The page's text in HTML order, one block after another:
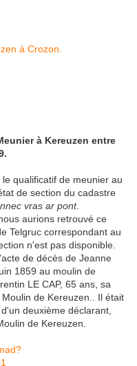
à Kereuzen entre
qualificatif de meunier au
de section du cadastre
vras ar pont.
aurions retrouvé ce
Telgruc correspondant au
n'est pas disponible.
de décès de Jeanne
1859 au moulin de
LE CAP, 65 ans, sa
de Kereuzen.. Il était
deuxième déclarant,
de Kereuzen.